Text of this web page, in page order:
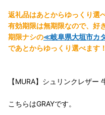
返礼品はあとからゆっくり選
有効期限は無期限なので、好
期限ナシの≪岐阜県大垣市カ
であとからゆっくり選べます！
【MURA】シュリンクレザー
こちらはGRAYです。